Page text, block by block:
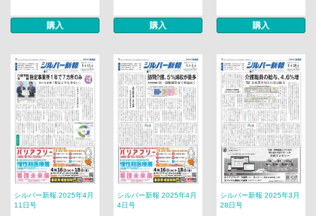
購入 購入 購入
シルバー新報 2025年4月
11日号
シルバー新報 2025年4月
4日号
シルバー新報 2025年3月
28日号